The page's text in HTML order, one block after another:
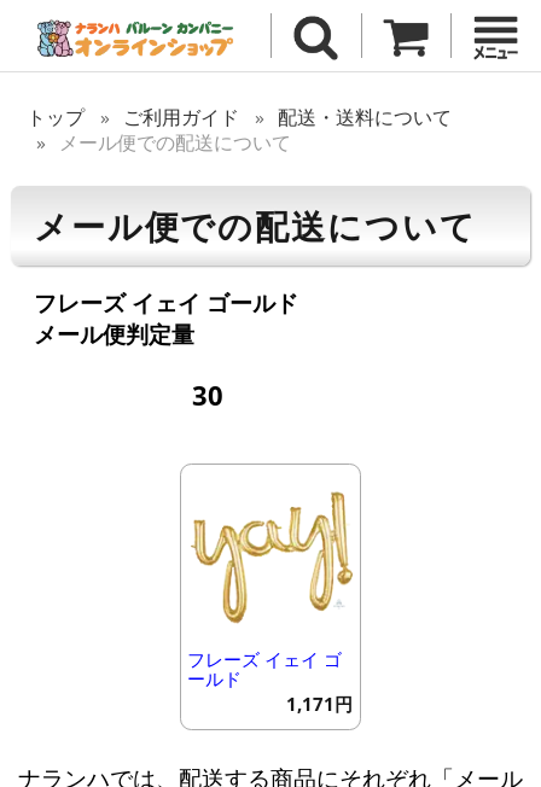
トップ ご利用ガイド
配送・送料について
メール便での配送について
メール便での配送について
フレーズ イェイ ゴールド
メール便判定量
30
フレーズ イェイ ゴ
ールド
1,171円
ナランハでは、配送する商品にそれぞれ「メール